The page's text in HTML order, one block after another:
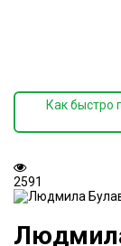
Как быстро
2591